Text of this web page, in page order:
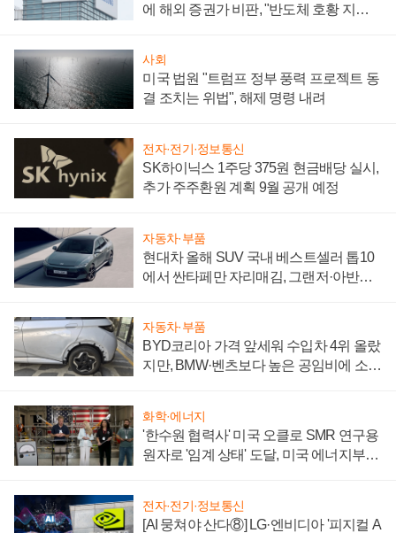
에 해외 증권가 비판, "반도체 호황 지속
사회
미국 법원 "트럼프 정부 풍력 프로젝트 동
결 조치는 위법", 해제 명령 내려
전자·전기·정보통신
SK하이닉스 1주당 375원 현금배당 실시,
추가 주주환원 계획 9월 공개 예정
자동차·부품
현대차 올해 SUV 국내 베스트셀러 톱10
에서 싼타페만 자리매김, 그랜저·아반떼
자동차·부품
BYD코리아 가격 앞세워 수입차 4위 올랐
지만, BMW·벤츠보다 높은 공임비에 소비
화학·에너지
'한수원 협력사' 미국 오클로 SMR 연구용
원자로 '임계 상태' 도달, 미국 에너지부
전자·전기·정보통신
[AI 뭉쳐야 산다⑧] LG·엔비디아 '피지컬 A